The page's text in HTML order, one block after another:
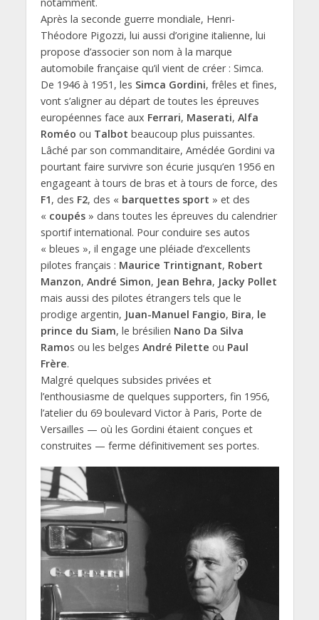
Après la seconde guerre mondiale, Henri-
Théodore Pigozzi, lui aussi d’origine italienne, lui
propose d’associer son nom à la marque
automobile française qu’il vient de créer : Simca.
De 1946 à 1951, les Simca Gordini, frêles et fines,
vont s’aligner au départ de toutes les épreuves
européennes face aux Ferrari, Maserati, Alfa
Roméo ou Talbot beaucoup plus puissantes.
Lâché par son commanditaire, Amédée Gordini va
pourtant faire survivre son écurie jusqu’en 1956 en
engageant à tours de bras et à tours de force, des
F1, des F2, des « barquettes sport » et des
« coupés» dans toutes les épreuves du calendrier
sportif international. Pour conduire ses autos
« bleues », il engage une pléiade d’excellents
pilotes français : Maurice Trintignant, Robert
Manzon, André Simon, Jean Behra, Jacky Pollet
mais aussi des pilotes étrangers tels que le
prodige argentin, Juan-Manuel Fangio, Bira, le
prince du Siam, le brésilien Nano Da Silva
Ramos ou les belges André Pilette ou Paul
Frère.
Malgré quelques subsides privées et
l’enthousiasme de quelques supporters, fin 1956,
l’atelier du 69 boulevard Victor à Paris, Porte de
Versailles — où les Gordini étaient conçues et
construites — ferme définitivement ses portes.